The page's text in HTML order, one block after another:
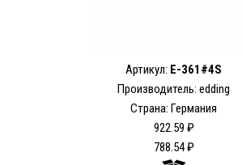
Артикул: E-361#4S
Производитель: edding
Страна: Германия
922.59 ₽
788.54 ₽